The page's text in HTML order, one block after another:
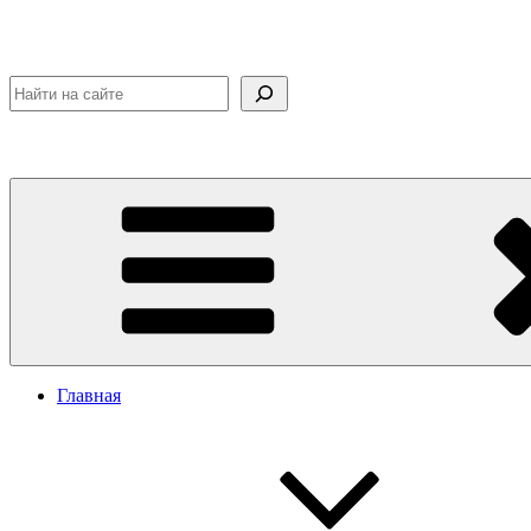
Поиск
Главная